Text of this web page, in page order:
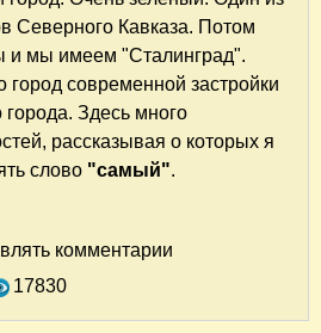
Северного Кавказа. Потом
и мы имеем "Сталинград".
город современной застройки
города. Здесь много
рассказывая о которых я
слово "самый".
в Грозный: Экскурсия.
комментарии
17830